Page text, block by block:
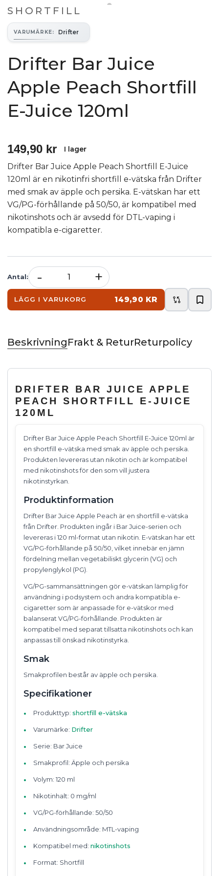
SHORTFILL
VARUMÄRKE: Drifter
Drifter Bar Juice
Apple Peach Shortfill
E-Juice 120ml
149,90 kr I lager
Drifter Bar Juice Apple Peach Shortfill E-Juice
120ml är en nikotinfri shortfill e-vätska från Drifter
med smak av äpple och persika. E-vätskan har ett
VG/PG-förhållande på 50/50, är kompatibel med
nikotinshots och är avsedd för DTL-vaping i
kompatibla e-cigaretter.
Antal: - +
LÄGG I VARUKORG 149,90 KR
BeskrivningFrakt & ReturReturpolicy
DRIFTER BAR JUICE APPLE
PEACH SHORTFILL E-JUICE
120ML
Drifter Bar Juice Apple Peach Shortfill E-Juice 120ml är
en shortfill e-vätska med smak av äpple och persika.
Produkten levereras utan nikotin och är kompatibel
med nikotinshots för den som vill justera
nikotinstyrkan.
Produktinformation
Drifter Bar Juice Apple Peach är en shortfill e-vätska
från Drifter. Produkten ingår i Bar Juice-serien och
levereras i 120 ml-format utan nikotin. E-vätskan har ett
VG/PG-förhållande på 50/50, vilket innebär en jämn
fördelning mellan vegetabiliskt glycerin (VG) och
propylenglykol (PG).
VG/PG-sammansättningen gör e-vätskan lämplig för
användning i podsystem och andra kompatibla e-
cigaretter som är anpassade för e-vätskor med
balanserat VG/PG-förhållande. Produkten är
kompatibel med separat tillsatta nikotinshots och kan
anpassas till önskad nikotinstyrka.
Smak
Smakprofilen består av äpple och persika.
Specifikationer
Produkttyp: shortfill e-vätska
Varumärke: Drifter
Serie: Bar Juice
Smakprofil: Äpple och persika
Volym: 120 ml
Nikotinhalt: 0 mg/ml
VG/PG-förhållande: 50/50
Användningsområde: MTL-vaping
Kompatibel med: nikotinshots
Format: Shortfill